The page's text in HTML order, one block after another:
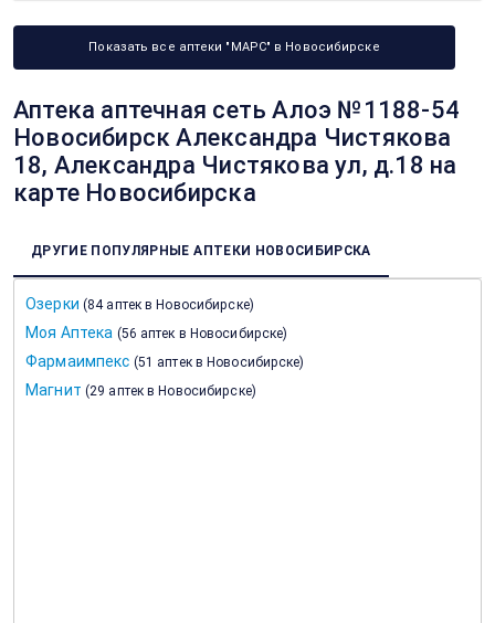
Показать все аптеки "МАРС" в Новосибирске
Аптека аптечная сеть Алоэ №1188-54
Новосибирск Александра Чистякова
18, Александра Чистякова ул, д.18 на
карте Новосибирска
ДРУГИЕ ПОПУЛЯРНЫЕ АПТЕКИ НОВОСИБИРСКА
Озерки (84 аптек в Новосибирске)
Моя Аптека (56 аптек в Новосибирске)
Фармаимпекс (51 аптек в Новосибирске)
Магнит (29 аптек в Новосибирске)